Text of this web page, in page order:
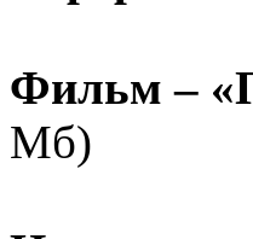
Фильм –
Мб)